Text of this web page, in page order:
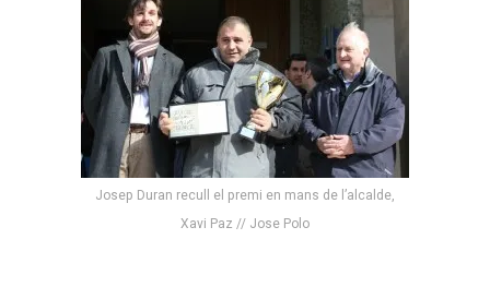
Josep Duran recull el premi en mans de l’alcalde,
Xavi Paz // Jose Polo